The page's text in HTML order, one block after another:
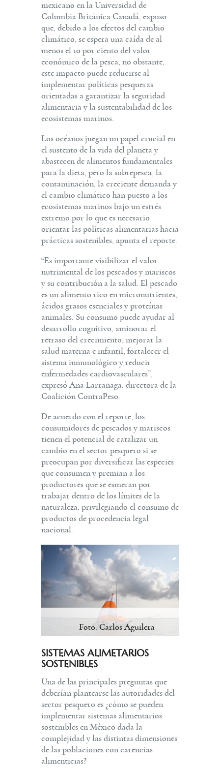
mexicano en la Universidad de
Columbia Británica Canadá, expuso
que, debido a los efectos del cambio
climático, se espera una caída de al
menos el 10 por ciento del valor
económico de la pesca, no obstante,
este impacto puede reducirse al
implementar políticas pesqueras
orientadas a garantizar la seguridad
alimentaria y la sustentabilidad de los
ecosistemas marinos.
Los océanos juegan un papel crucial en
el sustento de la vida del planeta y
abastecen de alimentos fundamentales
para la dieta, pero la sobrepesca, la
contaminación, la creciente demanda y
el cambio climático han puesto a los
ecosistemas marinos bajo un estrés
extremo por lo que es necesario
orientar las políticas alimentarias hacia
prácticas sostenibles, apunta el reporte.
“Es importante visibilizar el valor
nutrimental de los pescados y mariscos
y su contribución a la salud. El pescado
es un alimento rico en micronutrientes,
ácidos grasos esenciales y proteínas
animales. Su consumo puede ayudar al
desarrollo cognitivo, aminorar el
retraso del crecimiento, mejorar la
salud materna e infantil, fortalecer el
sistema inmunológico y reducir
enfermedades cardiovasculares”,
expresó Ana Larrañaga, directora de la
Coalición ContraPeso.
De acuerdo con el reporte, los
consumidores de pescados y mariscos
tienen el potencial de catalizar un
cambio en el sector pesquero si se
preocupan por diversificar las especies
que consumen y premian a los
productores que se esmeran por
trabajar dentro de los límites de la
naturaleza, privilegiando el consumo de
productos de procedencia legal
nacional.
Foto: Carlos Aguilera
SISTEMAS ALIMETARIOS
SOSTENIBLES
Una de las principales preguntas que
deberían plantearse las autoridades del
sector pesquero es ¿cómo se pueden
implementar sistemas alimentarios
sostenibles en México dada la
complejidad y las distintas dimensiones
de las poblaciones con carencias
alimenticias?